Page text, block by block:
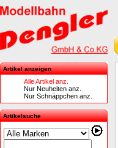
Artikel anzeigen
Alle Artikel anz.
Nur Neuheiten anz.
Nur Schnäppchen anz.
Artikelsuche